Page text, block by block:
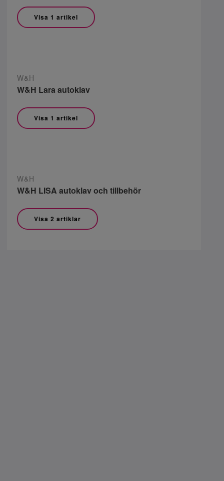
Visa 1 artikel
W&H
W&H Lara autoklav
Visa 1 artikel
W&H
W&H LISA autoklav och tillbehör
Visa 2 artiklar